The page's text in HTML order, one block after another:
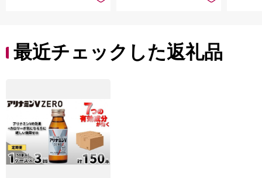
最近チェックした返礼品